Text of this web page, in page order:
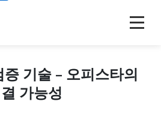
기술 – 오피스타의
가능성